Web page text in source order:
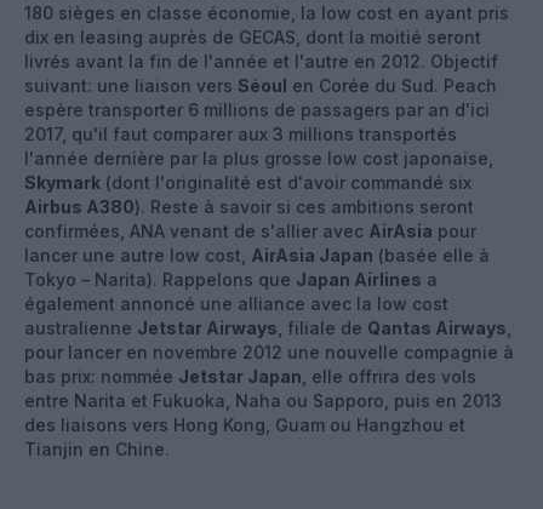
180 sièges en classe économie, la low cost en ayant pris
dix en leasing auprès de GECAS, dont la moitié seront
livrés avant la fin de l'année et l'autre en 2012. Objectif
suivant: une liaison vers Séoul en Corée du Sud. Peach
espère transporter 6 millions de passagers par an d'ici
2017, qu'il faut comparer aux 3 millions transportés
l'année dernière par la plus grosse low cost japonaise,
Skymark (dont l'originalité est d'avoir commandé six
Airbus A380). Reste à savoir si ces ambitions seront
confirmées, ANA venant de s'allier avec AirAsia pour
lancer une autre low cost, AirAsia Japan (basée elle à
Tokyo – Narita). Rappelons que Japan Airlines a
également annoncé une alliance avec la low cost
australienne Jetstar Airways , filiale de Qantas Airways
pour lancer en novembre 2012 une nouvelle compagnie à
bas prix: nommée Jetstar Japan , elle offrira des vols
entre Narita et Fukuoka, Naha ou Sapporo, puis en 2013
des liaisons vers Hong Kong, Guam ou Hangzhou et
Tianjin en Chine.